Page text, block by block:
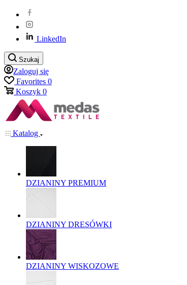
LinkedIn
Szukaj
Zaloguj się
Favorites 0
Koszyk 0
Katalog
DZIANINY PREMIUM
DZIANINY DRESÓWKI
DZIANINY WISKOZOWE